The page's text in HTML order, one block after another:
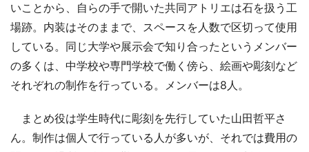
いことから、自らの手で開いた共同アトリエは石を扱う工
場跡。内装はそのままで、スペースを人数で区切って使用
している。同じ大学や展示会で知り合ったというメンバー
の多くは、中学校や専門学校で働く傍ら、絵画や彫刻など
それぞれの制作を行っている。メンバーは8人。
まとめ役は学生時代に彫刻を先行していた山田哲平さ
ん。制作は個人で行っている人が多いが、それでは費用の